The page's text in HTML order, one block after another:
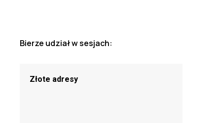
Bierze udział w sesjach:
Złote adresy